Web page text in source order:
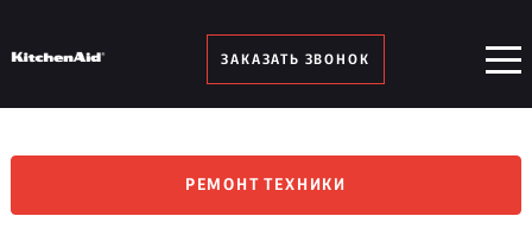
ЗАКАЗАТЬ ЗВОНОК
РЕМОНТ ТЕХНИКИ